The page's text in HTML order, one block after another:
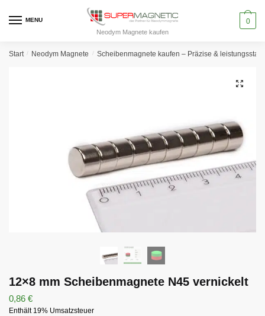
MENU
Neodym Magnete kaufen
0
Start / Neodym Magnete / Scheibenmagnete kaufen – Präzise &
🔍
12×8 mm Scheibenmagnete N45 vernickelt
0,86 €
Enthält 19% Umsatzsteuer